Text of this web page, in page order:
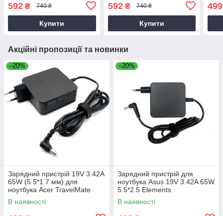
592 ₴ 740 ₴
Купити
592₴ 740 ₴
Купити
499
Акційні пропозиції та новинки
–20%
Зарядний пристрій 19V 3.42A
65W (5.5*1.7 мм) для
ноутбука Acer TravelMate
P2510-G2-M
В наявності
–20%
Зарядний пристрій для
ноутбука Asus 19V 3.42A 65W
5.5*2.5 Elements
В наявності